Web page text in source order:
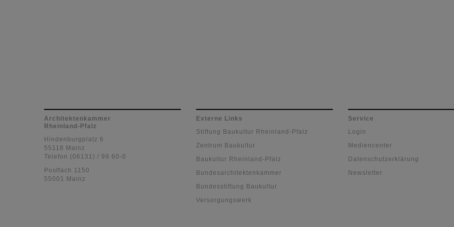
Architektenkammer
Rheinland-Pfalz
Hindenburgplatz 6
55118 Mainz
Telefon (06131) / 99 60-0
Postfach 1150
55001 Mainz
Externe Links
Stiftung Baukultur Rheinland-Pfalz
Zentrum Baukultur
Baukultur Rheinland-Pfalz
Bundesarchitektenkammer
Bundesstiftung Baukultur
Versorgungswerk
Service
Login
Mediencenter
Datenschutzerklärung
Newsletter